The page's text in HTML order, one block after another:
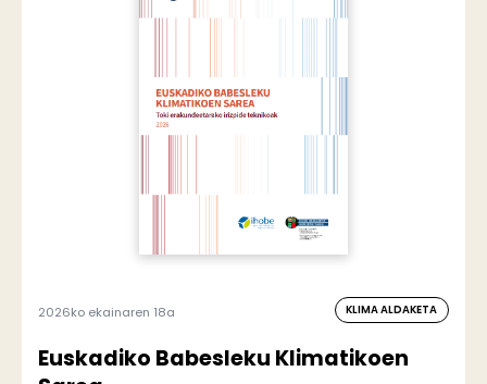
2026ko ekainaren 18a KLIMA ALDAKETA
Euskadiko Babesleku Klimatikoen